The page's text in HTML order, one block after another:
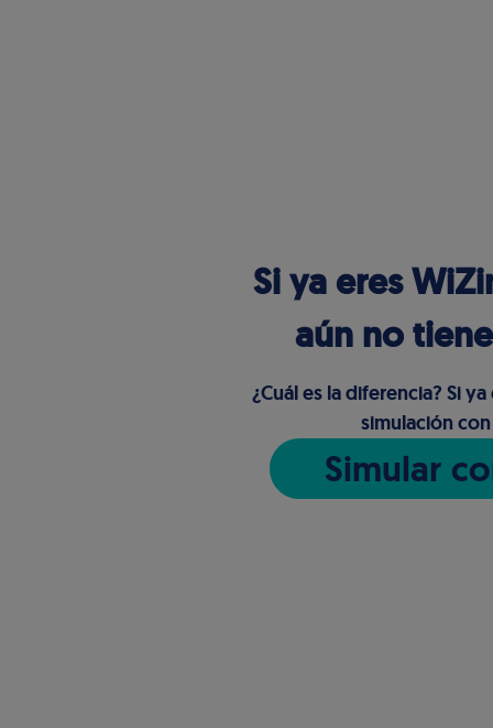
Si ya eres
aún no
¿Cuál es la diferencia? Si
simulación
Simular